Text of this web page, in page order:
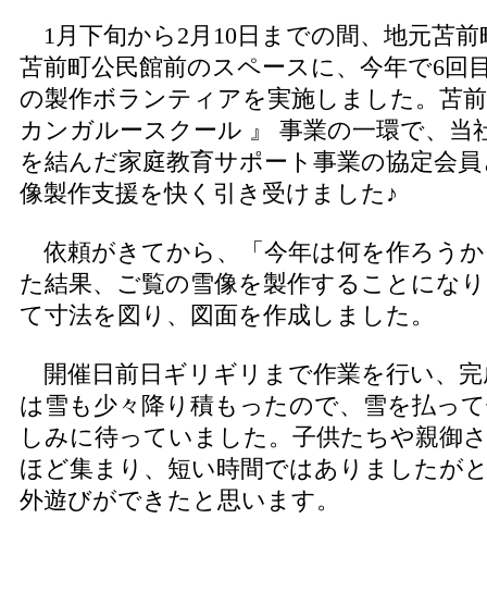
1月下旬から2月10日までの間、地元苫
苫前町公民館前のスペースに、今年で6回
の製作ボランティアを実施しました。苫
カンガルースクール 』 事業の一環で、当
を結んだ家庭教育サポート事業の協定会
像製作支援を快く引き受けました♪
依頼がきてから、「今年は何を作ろう
た結果、ご覧の雪像を製作することにな
て寸法を図り、図面を作成しました。
開催日前日ギリギリまで作業を行い、
は雪も少々降り積もったので、雪を払っ
しみに待っていました。子供たちや親御
ほど集まり、短い時間ではありましたが
外遊びができたと思います。